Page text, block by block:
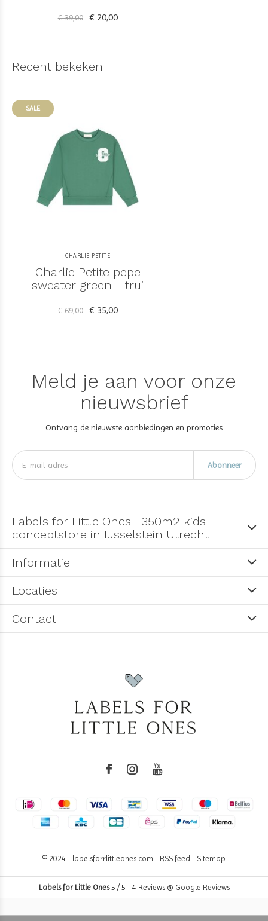
€ 39,00 € 20,00
Recent bekeken
SALE
CHARLIE PETITE
Charlie Petite pepe
sweater green - trui
€ 69,00 € 35,00
Meld je aan voor onze
nieuwsbrief
Ontvang de nieuwste aanbiedingen en promoties
Abonneer
Labels for Little Ones | 350m2 kids
conceptstore in IJsselstein Utrecht
Informatie
Locaties
Contact
© 2024 - labelsforrlittleones.com - RSS feed - Sitemap
Labels for Little Ones5 / 5 - 4 Reviews @ Google Reviews